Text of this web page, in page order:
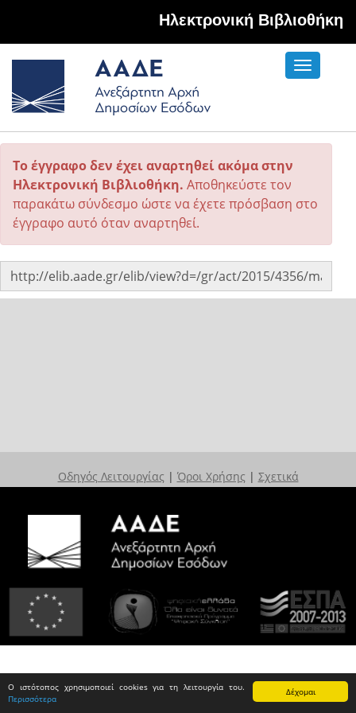
Δέχομαι
Ο ιστότοπος χρησιμοποιεί cookies για τη λειτουργία του.
Περισσότερα
Hλεκτρονική Βιβλιοθήκη
Toggle
Το έγγραφο δεν έχει αναρτηθεί ακόμα στην
Ηλεκτρονική Βιβλιοθήκη. Αποθηκεύστε τον
παρακάτω σύνδεσμο ώστε να έχετε πρόσβαση στο
έγγραφο αυτό όταν αναρτηθεί.
Οδηγός Λειτουργίας | Όροι Χρήσης | Σχετικά